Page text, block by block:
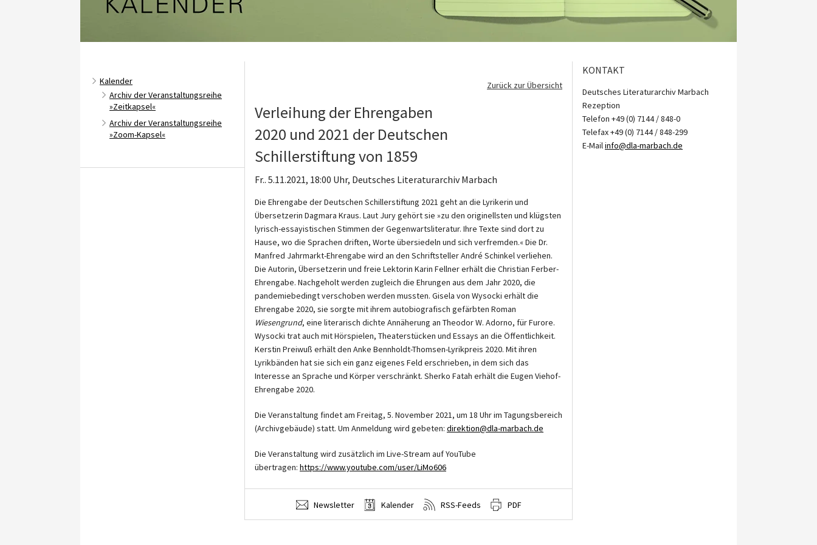
Kalender
Archiv der Veranstaltungsreihe
»Zeitkapsel«
Archiv der Veranstaltungsreihe
»Zoom-Kapsel«
Zurück zur Übersicht
Verleihung der Ehrengaben
2020 und 2021 der Deutschen
Schillerstiftung von 1859
Fr.. 5.11.2021, 18:00 Uhr, Deutsches Literaturarchiv Marbach
Die Ehrengabe der Deutschen Schillerstiftung 2021 geht an die Lyrikerin und
Übersetzerin Dagmara Kraus. Laut Jury gehört sie »zu den originellsten und klügsten
lyrisch-essayistischen Stimmen der Gegenwartsliteratur. Ihre Texte sind dort zu
Hause, wo die Sprachen driften, Worte übersiedeln und sich verfremden.« Die Dr.
Manfred Jahrmarkt-Ehrengabe wird an den Schriftsteller André Schinkel verliehen.
Die Autorin, Übersetzerin und freie Lektorin Karin Fellner erhält die Christian Ferber-
Ehrengabe. Nachgeholt werden zu­gleich die Ehrungen aus dem Jahr 2020, die
pandemiebedingt verschoben werden muss­ten. Gisela von Wysocki erhält die
Ehrengabe 2020, sie sorgte mit ihrem autobiografisch gefärbten Roman
Wiesengrund, eine literarisch dichte Annäherung an Theodor W. Adorno, für Furore.
Wysocki trat auch mit Hörspielen, Theaterstücken und Essays an die Öffentlichkeit.
Kerstin Preiwuß erhält den Anke Bennholdt-Thomsen-Lyrikpreis 2020. Mit ihren
Lyrikbän­den hat sie sich ein ganz eigenes Feld erschrieben, in dem sich das
Interesse an Sprache und Körper verschränkt. Sherko Fatah erhält die Eugen Viehof-
Ehrengabe 2020.
Die Veranstaltung findet am Freitag, 5. November 2021, um 18 Uhr im Tagungsbereich
(Archivgebäude) statt. Um Anmeldung wird gebeten: direktion@dla-marbach.de
Die Veranstaltung wird zusätzlich im Live-Stream auf YouTube
übertragen: https://www.youtube.com/user/LiMo606
Newsletter Kalender RSS-Feeds PDF
KONTAKT
Deutsches Literaturarchiv Marbach
Rezeption
Telefon +49 (0) 7144 / 848-0
Telefax +49 (0) 7144 / 848-299
E-Mailinfo@dla-marbach.de